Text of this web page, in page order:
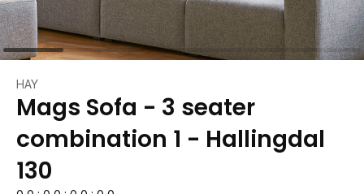
HAY
Mags Sofa - 3 seater
combination 1 - Hallingdal
130